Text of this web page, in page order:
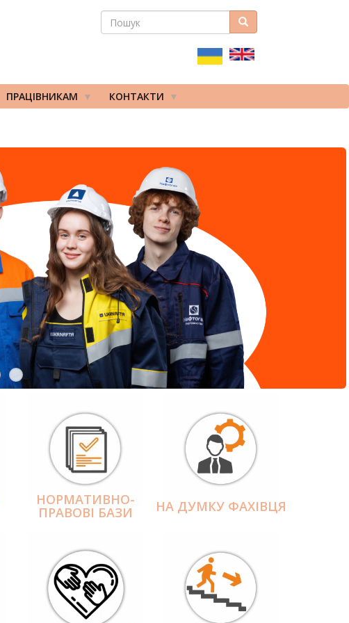
ПОШУКОВА
ПОШУК Пошук
ПРАЦІВНИКАМ КОНТАКТИ
НОРМАТИВНО-
ПРАВОВІ БАЗИ НА ДУМКУ ФАХІВЦЯ